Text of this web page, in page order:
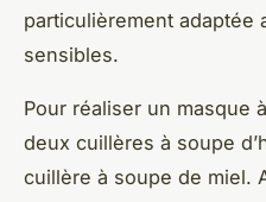
particulièrement adaptée
sensibles.
Pour réaliser un masque
deux cuillères à soupe
cuillère à soupe de miel.